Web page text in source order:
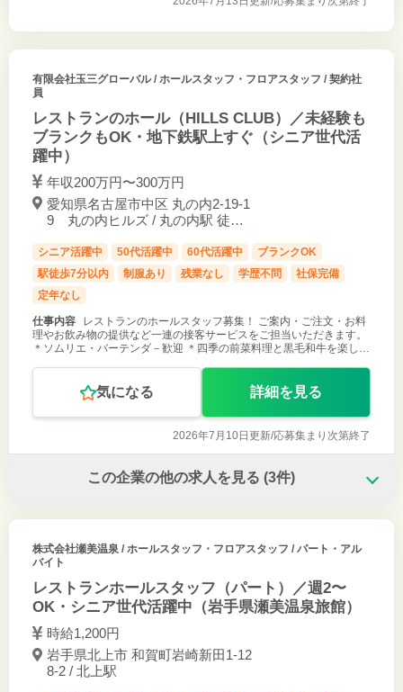
有限会社玉三グローバル/ ホールスタッフ・フロアスタッフ / 契約社
員
レストランのホール（HILLS CLUB）／未経験も
ブランクもOK・地下鉄駅上すぐ（シニア世代活
躍中）
年収200万円〜300万円
愛知県名古屋市中区 丸の内2-19-1
9 丸の内ヒルズ / 丸の内駅 徒歩1
シニア活躍中 50代活躍中 60代活躍中
ブランクOK
駅徒歩7分以内
制服あり 残業なし 学歴不問
社保完備
定年なし
仕事内容
レストランのホールスタッフ募集！ ご案内・ご注文・お料
理やお飲み物の提供など一連の接客サービスをご担当いただきます。
＊ソムリエ・バーテンダ－歓迎 ＊四季の前菜料理と黒毛和牛を楽しむ
気になる 詳細を見る
2026年7月10日更新/応募集まり次第終了
この企業の他の求人を見る (3件)
株式会社瀬美温泉/ ホールスタッフ・フロアスタッフ / パート・アル
バイト
レストランホールスタッフ（パート）／週2〜
OK・シニア世代活躍中（岩手県瀬美温泉旅館）
時給1,200円
岩手県北上市 和賀町岩崎新田1-12
8-2 / 北上駅